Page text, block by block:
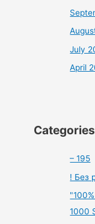
July
April
Categories
– 195
! Без
1000